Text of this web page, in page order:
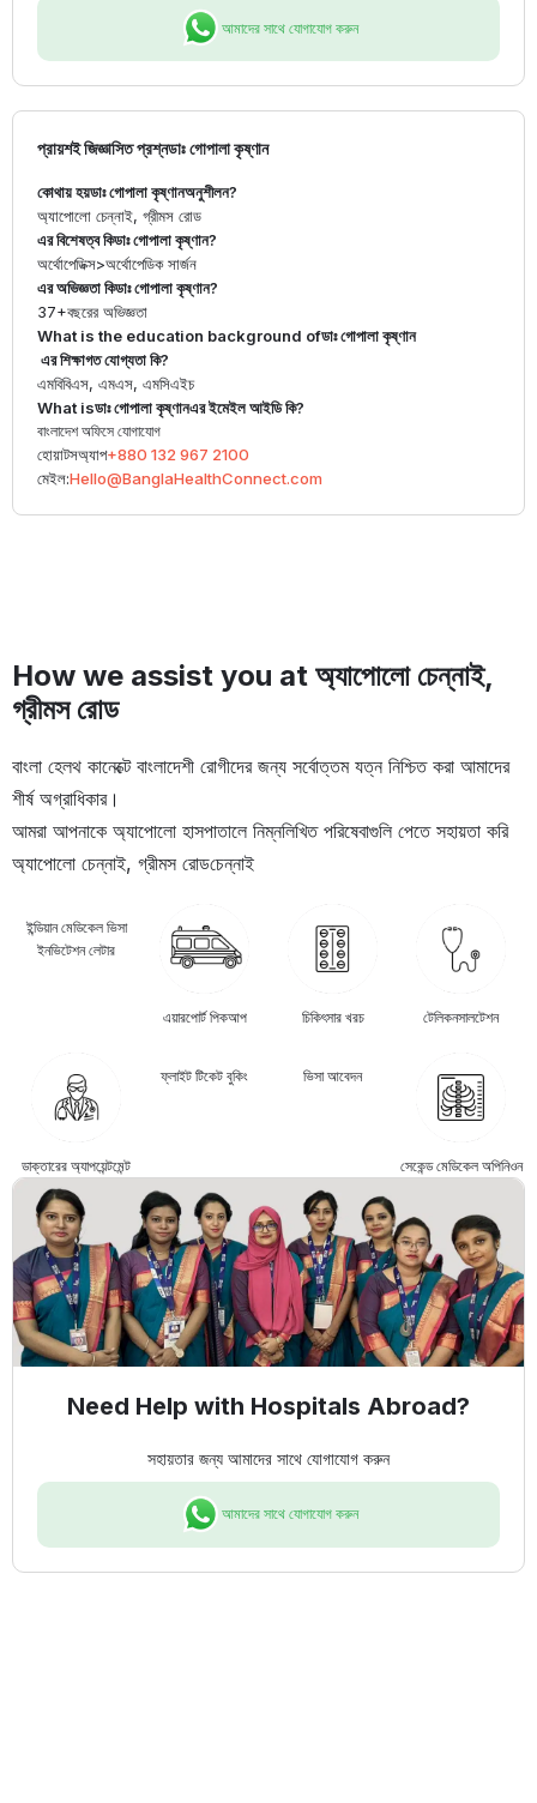
আমাদের সাথে যোগাযোগ করুন
প্রায়শই জিজ্ঞাসিত প্রশ্নডাঃ গোপালা কৃষ্ণান
কোথায় হয়ডাঃ গোপালা কৃষ্ণানঅনুশীলন?
অ্যাপোলো চেন্নাই, গ্রীমস রোড
এর বিশেষত্ব কিডাঃ গোপালা কৃষ্ণান?
অর্থোপেডিক্স>অর্থোপেডিক সার্জন
এর অভিজ্ঞতা কিডাঃ গোপালা কৃষ্ণান?
37+বছরের অভিজ্ঞতা
What is the education background ofডাঃ গোপালা কৃষ্ণান
এর শিক্ষাগত যোগ্যতা কি?
এমবিবিএস, এমএস, এমসিএইচ
What isডাঃ গোপালা কৃষ্ণানএর ইমেইল আইডি কি?
বাংলাদেশ অফিসে যোগাযোগ
হোয়াটসঅ্যাপ+880 132 967 2100
মেইল:Hello@BanglaHealthConnect.com
How we assist you at অ্যাপোলো চেন্নাই,
গ্রীমস রোড
বাংলা হেলথ কানেক্টে বাংলাদেশী রোগীদের জন্য সর্বোত্তম যত্ন নিশ্চিত করা আমাদের
শীর্ষ অগ্রাধিকার।
আমরা আপনাকে অ্যাপোলো হাসপাতালে নিম্নলিখিত পরিষেবাগুলি পেতে সহায়তা করি
অ্যাপোলো চেন্নাই, গ্রীমস রোডচেন্নাই
ইন্ডিয়ান মেডিকেল ভিসা
ইনভিটেশন লেটার
এয়ারপোর্ট পিকআপ চিকিৎসার খরচ টেলিকনসালটেশন
ডাক্তারের অ্যাপয়েন্টমেন্ট
ফ্লাইট টিকেট বুকিং ভিসা আবেদন
সেকেন্ড মেডিকেল অপিনিওন
Need Help with Hospitals Abroad?
সহায়তার জন্য আমাদের সাথে যোগাযোগ করুন
আমাদের সাথে যোগাযোগ করুন